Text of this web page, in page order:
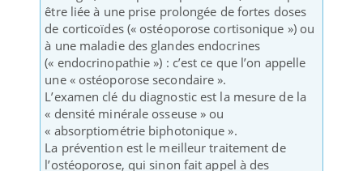
être liée à une prise prolongée de fortes doses
de corticoïdes (« ostéoporose cortisonique ») ou
à une maladie des glandes endocrines
(« endocrinopathie ») : c’est ce que l’on appelle
une « ostéoporose secondaire ».
L’examen clé du diagnostic est la mesure de la
« densité minérale osseuse » ou
« absorptiométrie biphotonique ».
La prévention est le meilleur traitement de
l’ostéoporose, qui sinon fait appel à des